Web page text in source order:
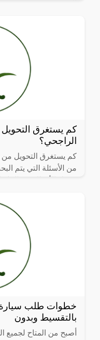
كم يستغرق
الراجحي؟
كم يستغرق التحويل من
من الأسئلة التي يتم
خطوات طلب
بالتقسيط وبدون
أصبح من المتاح لجميع